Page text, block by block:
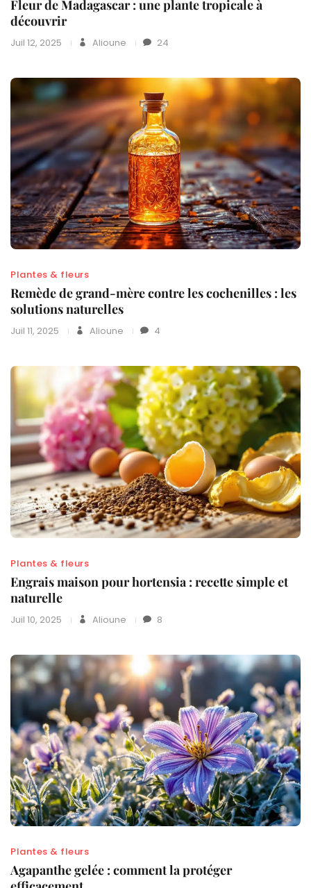
Fleur de Madagascar : une plante tropicale à
découvrir
Juil 12, 2025 Alioune 24
Plantes & fleurs
Remède de grand-mère contre les cochenilles : les
solutions naturelles
Juil 11, 2025 Alioune 4
Plantes & fleurs
Engrais maison pour hortensia : recette simple et
naturelle
Juil 10, 2025 Alioune 8
Plantes & fleurs
Agapanthe gelée : comment la protéger